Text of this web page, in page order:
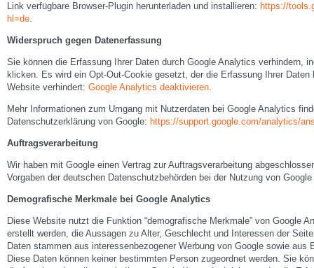
Link verfügbare Browser-Plugin herunterladen und installieren: https://
hl=de.
Widerspruch gegen Datenerfassung
Sie können die Erfassung Ihrer Daten durch Google Analytics verhindern,
klicken. Es wird ein Opt-Out-Cookie gesetzt, der die Erfassung Ihrer
Website verhindert: Google Analytics deaktivieren.
Mehr Informationen zum Umgang mit Nutzerdaten bei Google Analytics
Datenschutzerklärung von Google: https://support.google.com/analytics/
Auftragsverarbeitung
Wir haben mit Google einen Vertrag zur Auftragsverarbeitung
Vorgaben der deutschen Datenschutzbehörden bei der Nutzung von
Demografische Merkmale bei Google Analytics
Diese Website nutzt die Funktion “demografische Merkmale” von Google
erstellt werden, die Aussagen zu Alter, Geschlecht und Interessen der
Daten stammen aus interessenbezogener Werbung von Google sowie aus
Diese Daten können keiner bestimmten Person zugeordnet werden. Sie